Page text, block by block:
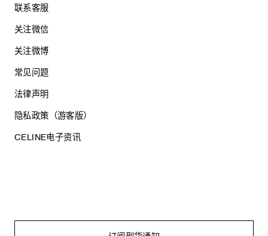
联系客服
关注微信
关注微博
常见问题
法律声明
隐私政策（游客版）
CELINE电子资讯
思琳商贸（上海）有限公司
沪公网安备 31010602005569